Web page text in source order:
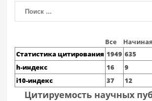
Все
Начиная
Статистика цитирования 1949 635
h-индекс
16
9
i10-индекс
37 12
Цитируемость научных